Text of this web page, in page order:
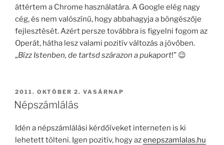
áttértem a Chrome használatára. A Google elég nagy
cég, és nem valószínű, hogy abbahagyja a böngészője
fejlesztését. Azért persze továbbra is figyelni fogom az
Operát, hátha lesz valami pozitív változás a jövőben.
„Bízz Istenben, de tartsd szárazon a pukaport!” 😉
BEKÜLDVE:
2011. OKTÓBER 2. VASÁRNAP
Népszámlálás
Idén a népszámlálási kérdőíveket interneten is ki
lehetett tölteni. Igen pozitív, hogy azenepszamlalas.hu